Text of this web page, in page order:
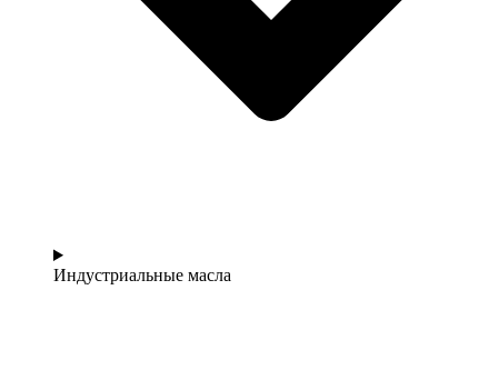
Индустриальные масла